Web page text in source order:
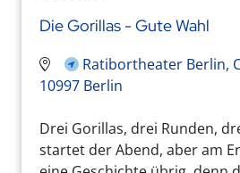
Die Gorillas - Gute Wahl
Ratibortheater Berlin,
10997 Berlin
Drei Gorillas, drei Runden,
startet der Abend, aber am